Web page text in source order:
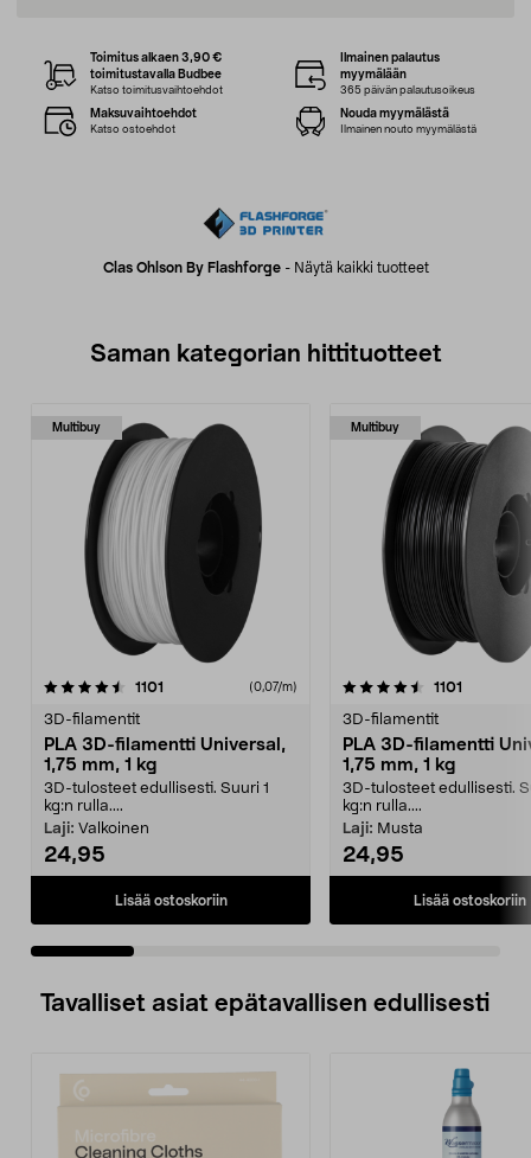
Clas Ohlson By Flashforge- Näytä kaikki tuotteet
Toimitus alkaen 3,90 €
toimitustavalla Budbee
Katso toimitusvaihtoehdot
Ilmainen palautus
myymälään
365 päivän palautusoikeus
Maksuvaihtoehdot
Katso ostoehdot
Nouda myymälästä
Ilmainen nouto myymälästä
Saman kategorian hittituotteet
Multibuy
1101 (0,07/m)
3D-filamentit
PLA 3D-filamentti Universal,
1,75 mm, 1 kg
3D-tulosteet edullisesti. Suuri 1
kg:n rulla....
Laji: Valkoinen
24,95
Lisää ostoskoriin
Multibuy
4.5 viidestä
1101
3D-filamentit
PLA 3D-filamentti
1,75 mm, 1 kg
3D-tulosteet edullisesti.
kg:n rulla....
Laji: Musta
24,95
Lisää ostoskoriin
4.0 viidestä
Tavalliset asiat epätavallisen edullisesti